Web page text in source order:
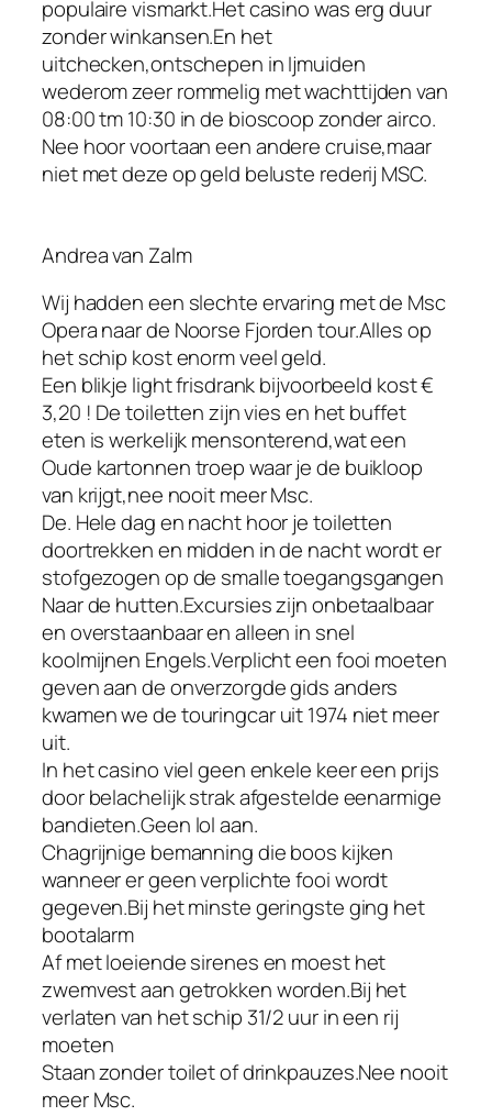
populaire vismarkt.Het casino was erg duur
zonder winkansen.En het
uitchecken,ontschepen in Ijmuiden
wederom zeer rommelig met wachttijden van
08:00 tm 10:30 in de bioscoop zonder airco.
Nee hoor voortaan een andere cruise,maar
niet met deze op geld beluste rederij MSC.
Andrea van Zalm
Wij hadden een slechte ervaring met de Msc
Opera naar de Noorse Fjorden tour.Alles op
het schip kost enorm veel geld.
Een blikje light frisdrank bijvoorbeeld kost €
3,20 ! De toiletten zijn vies en het buffet
eten is werkelijk mensonterend,wat een
Oude kartonnen troep waar je de buikloop
van krijgt,nee nooit meer Msc.
De. Hele dag en nacht hoor je toiletten
doortrekken en midden in de nacht wordt er
stofgezogen op de smalle toegangsgangen
Naar de hutten.Excursies zijn onbetaalbaar
en overstaanbaar en alleen in snel
koolmijnen Engels.Verplicht een fooi moeten
geven aan de onverzorgde gids anders
kwamen we de touringcar uit 1974 niet meer
uit.
In het casino viel geen enkele keer een prijs
door belachelijk strak afgestelde eenarmige
bandieten.Geen lol aan.
Chagrijnige bemanning die boos kijken
wanneer er geen verplichte fooi wordt
gegeven.Bij het minste geringste ging het
bootalarm
Af met loeiende sirenes en moest het
zwemvest aan getrokken worden.Bij het
verlaten van het schip 31/2 uur in een rij
moeten
Staan zonder toilet of drinkpauzes.Nee nooit
meer Msc.